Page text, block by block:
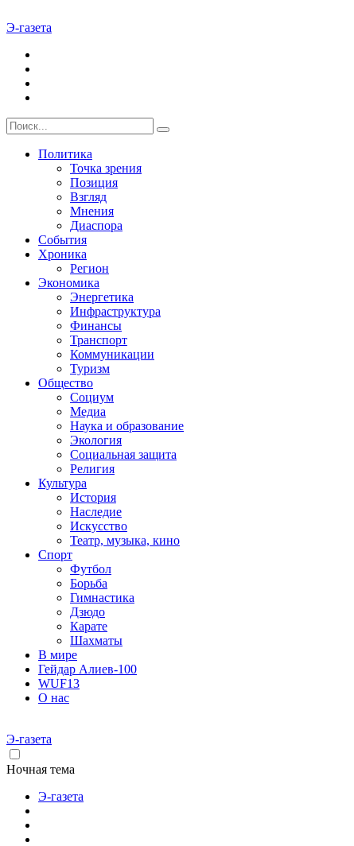
Э-газета
Политика
Точка зрения
Позиция
Взгляд
Мнения
Диаспора
События
Хроника
Регион
Экономика
Энергетика
Инфраструктура
Финансы
Транспорт
Коммуникации
Туризм
Общество
Социум
Медиа
Наука и образование
Экология
Социальная защита
Религия
Культура
История
Наследие
Искусство
Театр, музыка, кино
Спорт
Футбол
Борьба
Гимнастика
Дзюдо
Карате
Шахматы
В мире
Гейдар Алиев-100
WUF13
О нас
Э-газета
Ночная тема
Э-газета